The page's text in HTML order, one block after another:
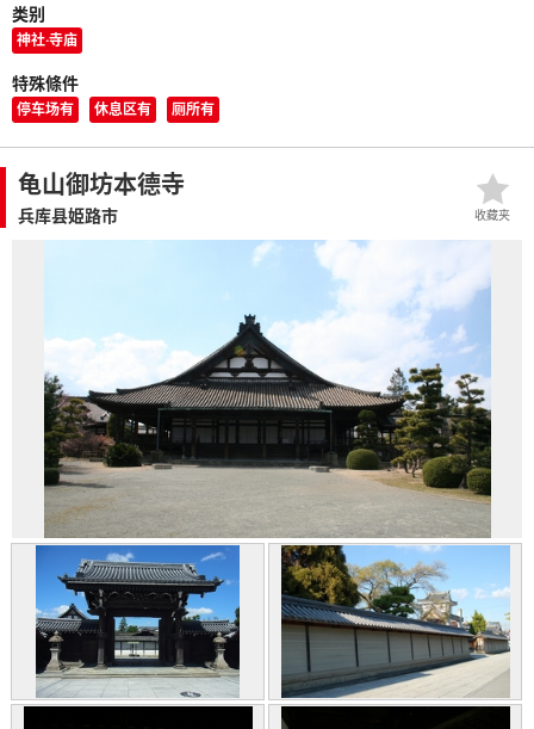
类别
神社·寺庙
特殊條件
停车场有 休息区有 厕所有
龟山御坊本德寺
兵库县姫路市 收藏夹